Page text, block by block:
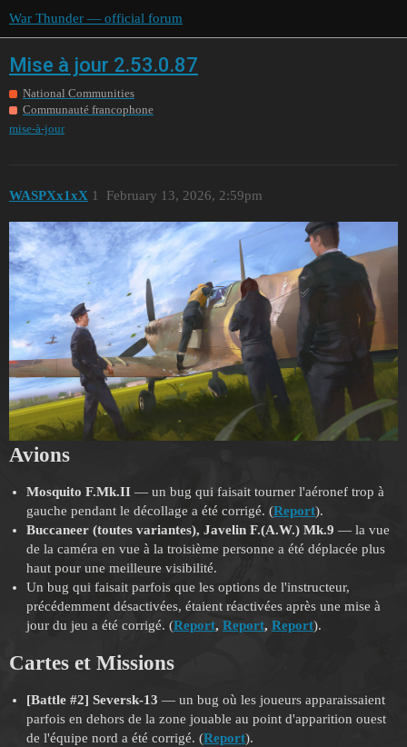
War Thunder — official forum
Mise à jour 2.53.0.87
National Communities
Communauté francophone
mise-à-jour
WASPXx1xX February 13, 2026, 2:59pm
1
Avions
Mosquito F.Mk.II — un bug qui faisait tourner l'aéronef trop à
gauche pendant le décollage a été corrigé. (Report).
Buccaneer (toutes variantes), Javelin F.(A.W.) Mk.9 — la vue
de la caméra en vue à la troisième personne a été déplacée plus
haut pour une meilleure visibilité.
Un bug qui faisait parfois que les options de l'instructeur,
précédemment désactivées, étaient réactivées après une mise à
jour du jeu a été corrigé. (Report, Report, Report).
Cartes et Missions
[Battle #2] Seversk-13 — un bug où les joueurs apparaissaient
parfois en dehors de la zone jouable au point d'apparition ouest
de l'équipe nord a été corrigé. (Report).